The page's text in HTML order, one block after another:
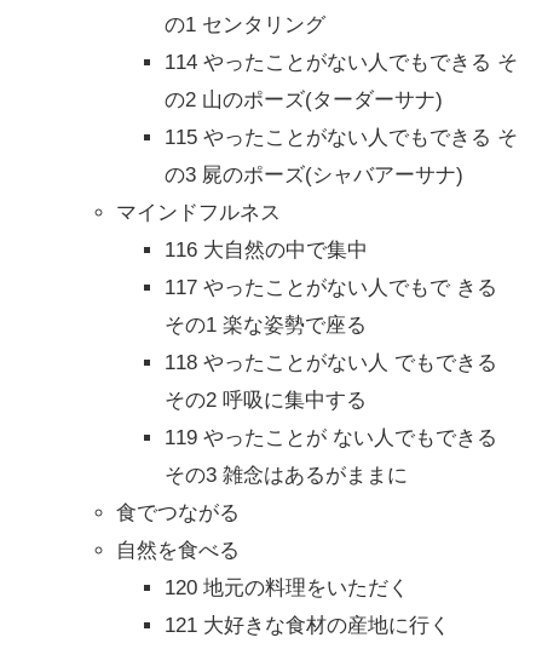
の1 センタリング
114 やったことがない人でもできる そ
の2 山のポーズ(ターダーサナ)
115 やったことがない人でもできる そ
の3 屍のポーズ(シャバアーサナ)
マインドフルネス
116 大自然の中で集中
117 やったことがない人でもで きる
その1 楽な姿勢で座る
118 やったことがない人 でもできる
その2 呼吸に集中する
119 やったことが ない人でもできる
その3 雑念はあるがままに
食でつながる
自然を食べる
120 地元の料理をいただく
121 大好きな食材の産地に行く